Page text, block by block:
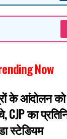
Now
के आंदोलन
CJP का
स्टेडियम